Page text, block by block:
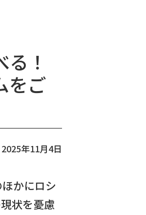
！
をご
2025年11月4日
かにロシ
状を憂慮